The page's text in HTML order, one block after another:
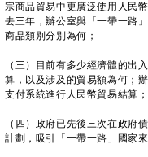
宗商品貿易中更廣泛使用人民
去三年，辦公室與「一帶一路
商品類別分別為何；
（三）目前有多少經濟體的出
算，以及涉及的貿易額為何；
支付系統進行人民幣貿易結算；
（四）政府已先後三次在政府
計劃，吸引「一帶一路」國家來